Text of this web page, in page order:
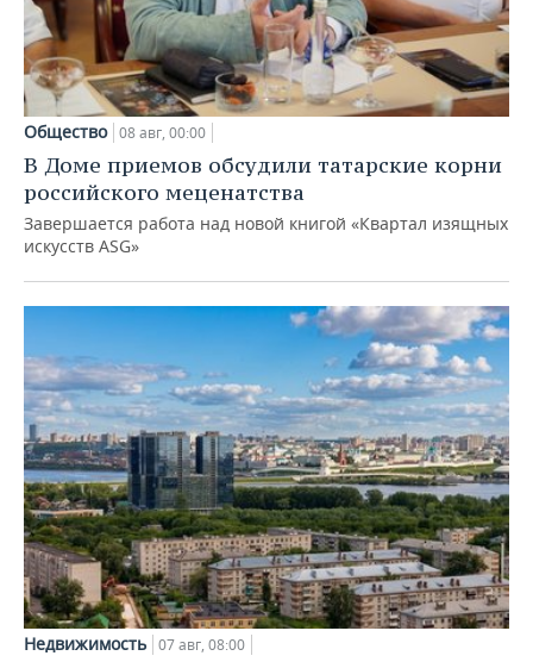
Общество 08 авг, 00:00
В Доме приемов обсудили татарские корни
российского меценатства
Завершается работа над новой книгой «Квартал изящных
искусств ASG»
Недвижимость 07 авг, 08:00